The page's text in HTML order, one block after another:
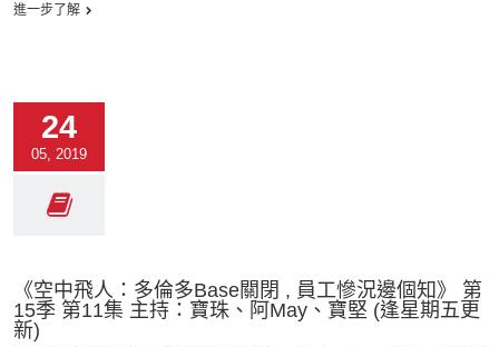
進一步了解
24
05, 2019
《空中飛人：多倫多Base關閉 , 員工慘況邊個知》 第
15季 第11集 主持：寶珠、阿May、寶堅 (逢星期五更
新)